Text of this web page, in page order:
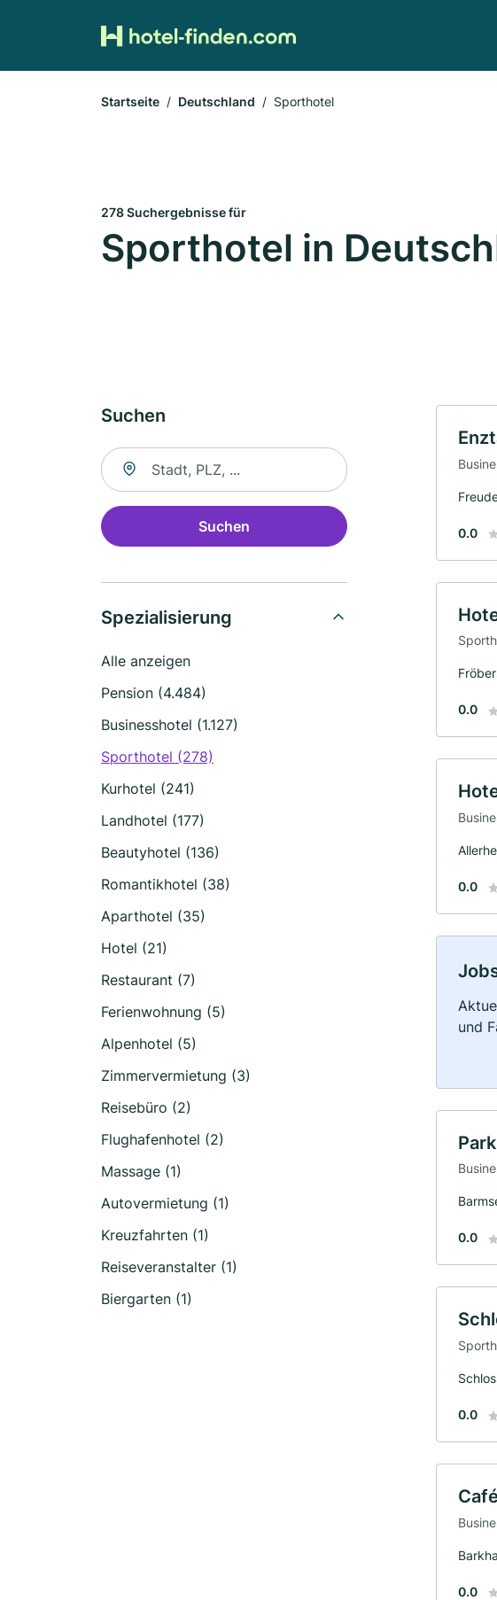
Startseite Deutschland Sporthotel
278 Suchergebnisse für
Sporthotel in
Suchen
Suche nach Ort
Suchen
Spezialisierung
Alle anzeigen
Pension (4.484)
Businesshotel (1.127)
Sporthotel (278)
Kurhotel (241)
Landhotel (177)
Beautyhotel (136)
Romantikhotel (38)
Aparthotel (35)
Hotel (21)
Restaurant (7)
Ferienwohnung (5)
Alpenhotel (5)
Zimmervermietung (3)
Reisebüro (2)
Flughafenhotel (2)
Massage (1)
Autovermietung (1)
Kreuzfahrten (1)
Reiseveranstalter (1)
Biergarten (1)
0.0
0.0
0.0
und
0.0
0.0
0.0